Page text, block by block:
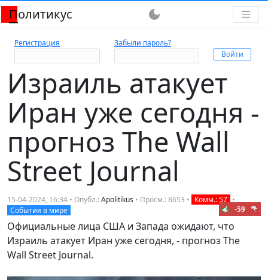
Политикус dark_mode
Регистрация Забыли пароль?
Израиль атакует
Иран уже сегодня -
прогноз The Wall
Street Journal
15-04-2024, 16:34 • Опубл.:Apolitikus • Просм.: 8653 • Комм.: 57 •
События в мире
-59
Официальные лица США и Запада ожидают, что
Израиль атакует Иран уже сегодня, - прогноз The
Wall Street Journal.